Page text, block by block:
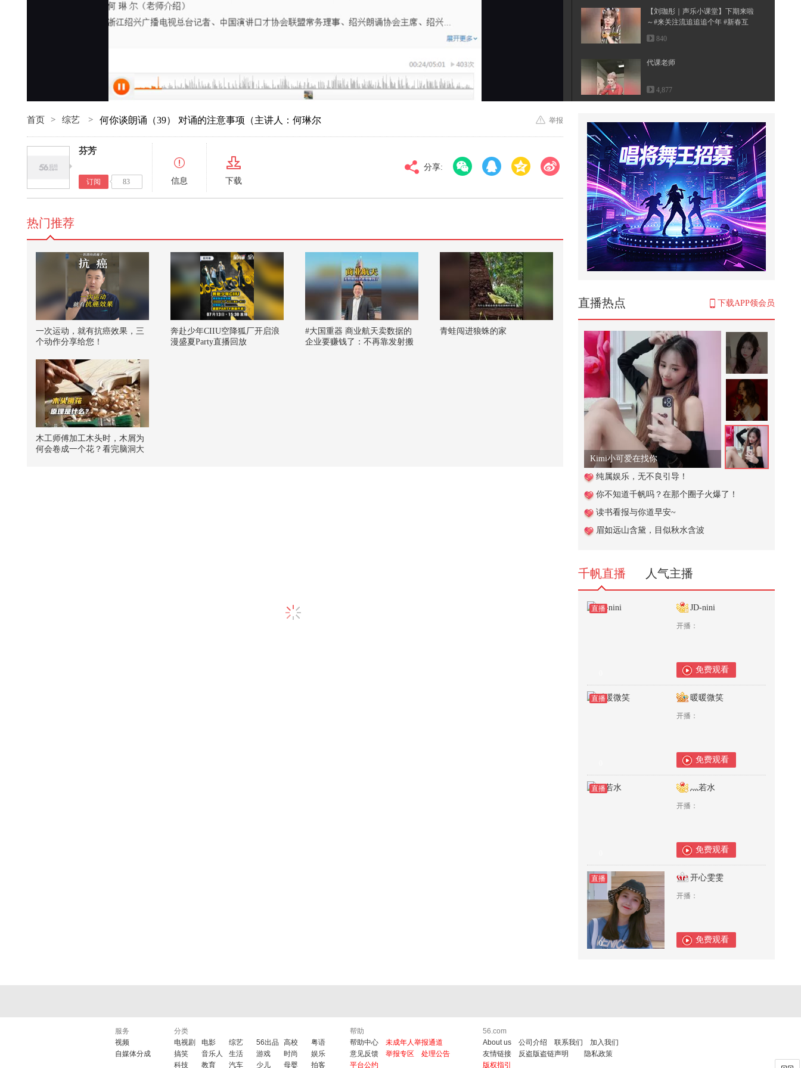
高清 倍速
【刘珈彤｜声乐小课堂】下期来啦
～#来关注流追追追个年 #新春互
动...
840
代课老师
4,877
关】【KPOP翻跳SOLO赛道】高马
尾如...
1,217
历史上和珅的死对头，不是纪晓岚
和刘墉？你知道是谁吗？
1,711
花一年时间，准备一份礼物
1,902
唢呐独奏电视剧《水浒传》主题曲
大鹅：我跟他闹着玩呢！爷爷：嘴
还硬，继续炖#搞笑配音 #搞笑视频
...
2,513
白俄罗斯国家科学院博士、光梭未
来BULLETRUX总裁成胜惠，2026
搜狐...
766
好人一生平安 #顶尖舞者
50
普京率先摊牌，打破中俄20年约
上
921
纯银色奥特曼中性笔，赛罗奥特曼
充满光之力，欧布三重形态
首页 > 综艺 > 何你谈朗诵（39） 对诵的注意事项（主讲人：何琳尔 举报
芬芳
订阅 83 信息 下载
分享:
直播热点 下载APP领会员
Kimi小可爱在找你
纯属娱乐，无不良引导！
你不知道千帆吗？在那个圈子火爆了！
读书看报与你道早安~
眉如远山含黛，目似秋水含波
千帆直播 人气主播
直播 JD-nini
开播：
免费观看
直播 暖暖微笑
开播：
免费观看
直播 灬若水
开播：
免费观看
直播
0
开心雯雯
开播：
免费观看
热门推荐
一次运动，就有抗癌效果，三
个动作分享给您！
奔赴少年CIIU空降狐厂开启浪
漫盛夏Party直播回放
#大国重器 商业航天卖数据的
企业要赚钱了：不再靠发射搬
青蛙闯进狼蛛的家
木工师傅加工木头时，木屑为
何会卷成一个花？看完脑洞大
服务
视频
自媒体分成
分类
电视剧
电影 综艺 56出品 高校
粤语
搞笑
音乐人 生活 游戏 时尚
娱乐
科技
教育 汽车 少儿 母婴 拍客
帮助
帮助中心
未成年人举报通道
意见反馈
举报专区
处理公告
平台公约
56.com
About us
公司介绍 联系我们
加入我们
友情链接
反盗版盗链声明
隐私政策
版权指引